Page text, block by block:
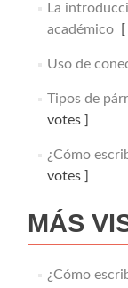
La
académico[
Uso de
Tipos de
votes ]
¿Cómo
votes ]
MÁS
¿Cómo